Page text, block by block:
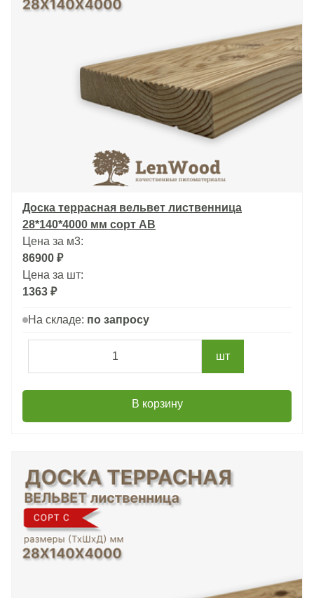
Доска террасная вельвет лиственница
28*140*4000 мм сорт АВ
Цена за м3:
86900 ₽
Цена за шт:
1363 ₽
На складе: по запросу
шт
В корзину